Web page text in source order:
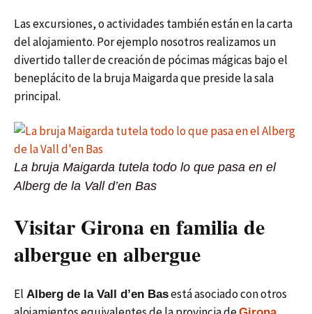
Las excursiones, o actividades también están en la carta
del alojamiento. Por ejemplo nosotros realizamos un
divertido taller de creación de pócimas mágicas bajo el
beneplácito de la bruja Maigarda que preside la sala
principal.
La bruja Maigarda tutela todo lo que pasa en el
Alberg de la Vall d’en Bas
Visitar Girona en familia de
albergue en albergue
El Alberg de la Vall d’en Basestá asociado con otros